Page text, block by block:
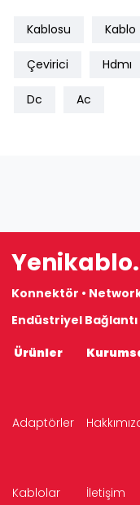
Kablosu Kablo
Çevirici Hdmı
Dc Ac
Konnektör •
Endüstriyel
Ürünler
Adaptörler
Kablolar İletişim